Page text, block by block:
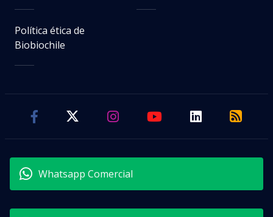
Política ética de
Biobiochile
Whatsapp Comercial